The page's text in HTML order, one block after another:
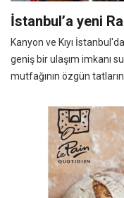
İstanbul’a yeni
Kanyon ve Kıyı
geniş bir ulaşım imkanı
mutfağının özgün tatlarını